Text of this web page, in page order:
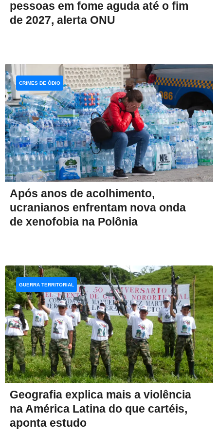
pessoas em fome aguda até o fim
de 2027, alerta ONU
Após anos de acolhimento,
ucranianos enfrentam nova onda
de xenofobia na Polônia
CRIMES DE ÓDIO
Geografia explica mais a violência
na América Latina do que cartéis,
aponta estudo
GUERRA TERRITORIAL